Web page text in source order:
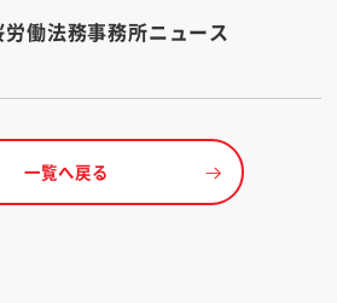
働法務事務所ニュース
一覧へ戻る